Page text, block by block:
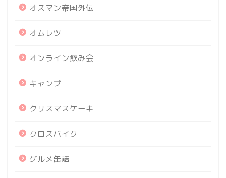
オスマン帝国外伝
オムレツ
オンライン飲み会
キャンプ
クリスマスケーキ
クロスバイク
グルメ缶詰